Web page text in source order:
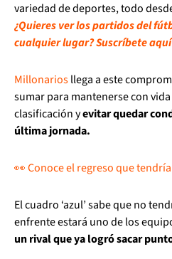
variedad de deportes, todo
¿Quieres ver los partidos del
cualquier lugar? Suscríbete
Millonariosllega a este
sumar para mantenerse con
clasificación yevitar quedar
última jornada.
👀 Conoce el regreso que
El cuadro ‘azul’ sabe que no
enfrente estará uno de los
un rival que ya logró sacar